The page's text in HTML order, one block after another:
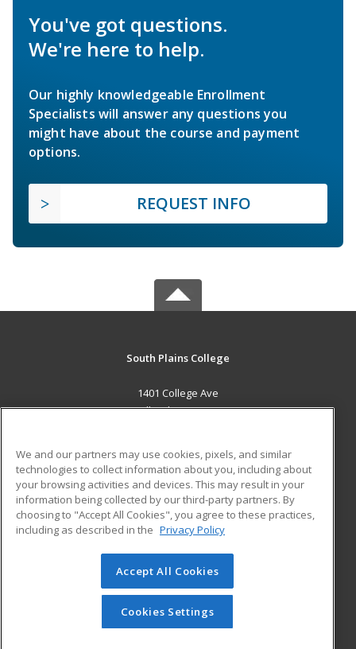
You've got questions.
We're here to help.
Our highly knowledgeable Enrollment
Specialists will answer any questions you
might have about the course and payment
options.
REQUEST INFO
South Plains College
1401 College Ave
Levelland, TX 79336 US
Career Training
ADDITIONAL RESOURCES
Financial Assistance
Help
Student Blog
© 2026 ed2go, a division of Cengage Learning. All rights
reserved. The material on this site cannot be reproduced or
redistributed unless you have obtained prior written
permission from Cengage Learning.Privacy Policy
We and our partners may use cookies, pixels, and similar
technologies to collect information about you, including about
your browsing activities and devices. This may result in your
information being collected by our third-party partners. By
choosing to "Accept All Cookies", you agree to these practices,
including as described in the Privacy Policy
Accept All Cookies
Cookies Settings